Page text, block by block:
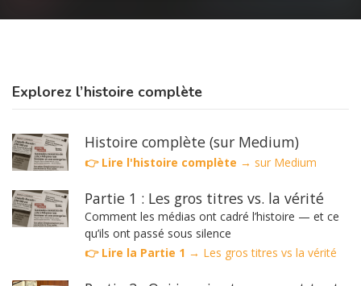
Explorez l’histoire complète
Histoire complète (sur Medium)
👉 Lire l'histoire complète → sur Medium
Partie 1 : Les gros titres vs. la vérité
Comment les médias ont cadré l’histoire — et ce
qu’ils ont passé sous silence
👉 Lire la Partie 1 → Les gros titres vs la vérité